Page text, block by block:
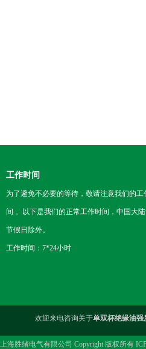
工作时间
为了避免不必要的等待，敬请注意我们的工
间 。以下是我们的正常工作时间，中国大
节假日除外。
工作时间：7*24小时
欢迎来电咨询关于单双杯绝缘油强
上海胜绪电气有限公司 Copyright 版权所有